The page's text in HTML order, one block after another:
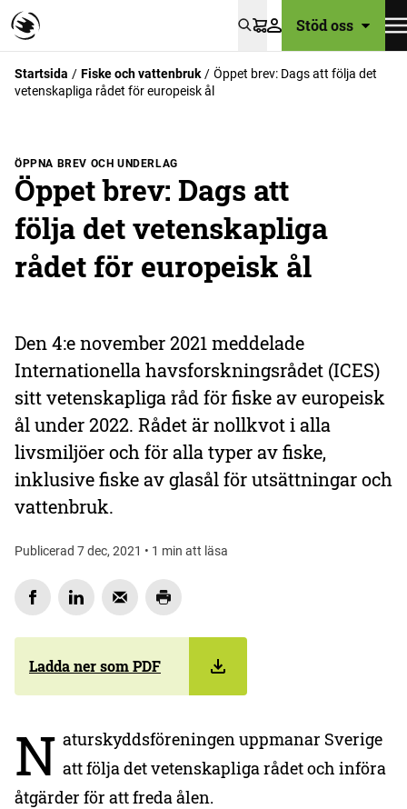
VarukorgStöd oss
Startsida Fiske och vattenbruk
Öppet brev: Dags att följa det
vetenskapliga rådet för europeisk ål
ÖPPNA BREV OCH UNDERLAG
Öppet brev: Dags att
följa det vetenskapliga
rådet för europeisk ål
Den 4:e november 2021 meddelade
Internationella havsforskningsrådet (ICES)
sitt vetenskapliga råd för fiske av europeisk
ål under 2022. Rådet är nollkvot i alla
livsmiljöer och för alla typer av fiske,
inklusive fiske av glasål för utsättningar och
vattenbruk.
Publicerad 7 dec, 2021 • 1 min att läsa
Ladda ner som PDF
N aturskyddsföreningen uppmanar Sverige
att följa det vetenskapliga rådet och införa
åtgärder för att freda ålen.